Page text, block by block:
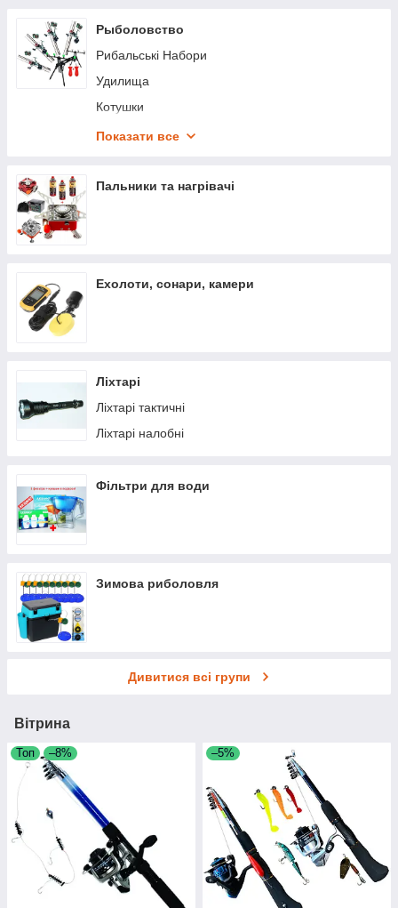
Рыболовство
Рибальські Набори
Удилища
Котушки
Чохли для риболовлі
Воблери, приманки
Показати все
Пальники та нагрівачі
Ехолоти, сонари, камери
Ліхтарі
Ліхтарі тактичні
Ліхтарі налобні
Фільтри для води
Зимова риболовля
Дивитися всі групи
Вітрина
Топ –8% –5%